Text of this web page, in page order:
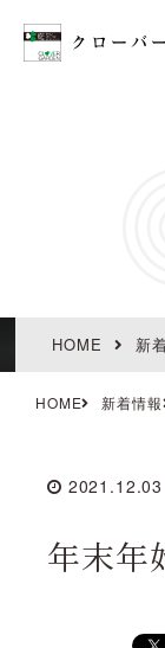
HOME 新
HOME 新着情報
2021.12.03
年末年